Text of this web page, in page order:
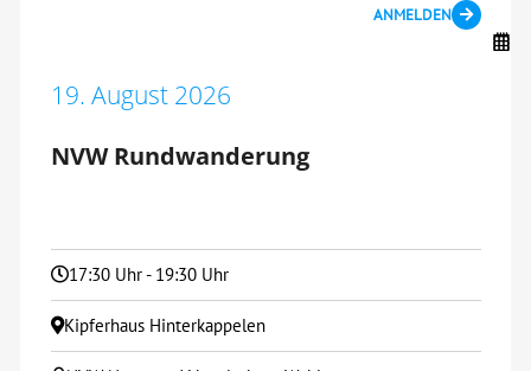
ANMELDEN
19. August 2026
NVW Rundwanderung
17:30 Uhr - 19:30 Uhr
Kipferhaus Hinterkappelen